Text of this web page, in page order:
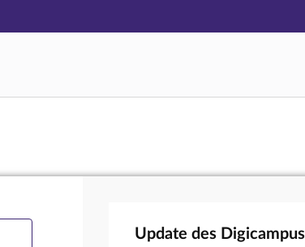
Hauptnavigation
Fußzeile
Update des Digicampus